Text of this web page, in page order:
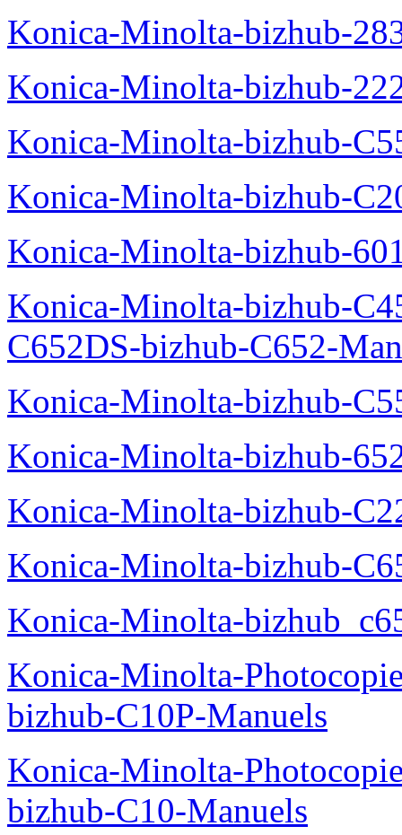
Konica-Minolta-bizhub-
Konica-Minolta-bizhub-
Konica-Minolta-bizhub-
Konica-Minolta-bizhub-
Konica-Minolta-bizhub-
Konica-Minolta-bizhub-
C652DS-bizhub-C652-
Konica-Minolta-bizhub-
Konica-Minolta-bizhub-
Konica-Minolta-bizhub-
Konica-Minolta-bizhub-
Konica-Minolta-
Konica-Minolta-
bizhub-C10P-Manuels
Konica-Minolta-
bizhub-C10-Manuels